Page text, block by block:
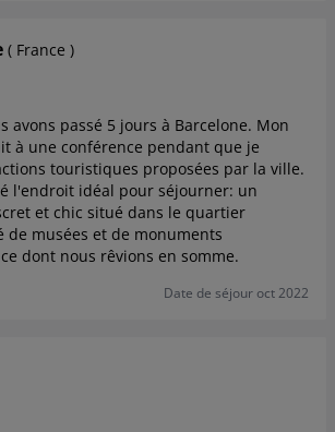
( France )
avons passé 5 jours à Barcelone. Mon
à une conférence pendant que je
touristiques proposées par la ville.
l'endroit idéal pour séjourner: un
et chic situé dans le quartier
de musées et de monuments
dont nous rêvions en somme.
Date de séjour oct 2022